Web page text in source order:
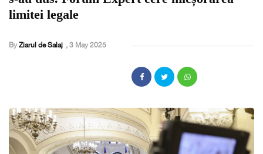
limitei legale
By Ziarul de Salaj , 3 May 2025